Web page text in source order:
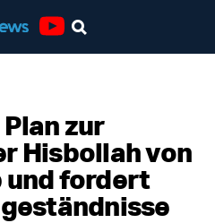
zur
Hisbollah von
und fordert